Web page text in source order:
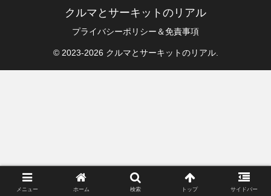
クルマとサーキットのリアル
プライバシーポリシー＆免責事項
© 2023-2026 クルマとサーキットのリアル.
メニュー ホーム 検索 トップ サイドバー